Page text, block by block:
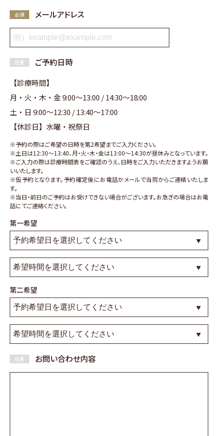
メールアドレス
ご予約日時
【診療時間】
月・火・木・金 9:00〜13:00 / 14:30〜18:00
土・日 9:00〜12:30 / 13:40〜17:00
【休診日】水曜・祝祭日
※予約の際はご希望の日時を第2希望までご入力ください。
※土日は12:30〜13:40、月・火・木・金は13:00〜14:30が昼休みとなっています。
※ご入力の際は診療時間表をご確認のうえ、日時をご入力いただきますようお願
いいたします。
※仮予約となります。予約確定後にお電話かメールで当院からご連絡いたしま
す。
※当日・前日のご予約はお受けできない場合がございます。お急ぎの場合はお電
話にてご連絡ください。
第一希望
第二希望
お問い合わせ内容